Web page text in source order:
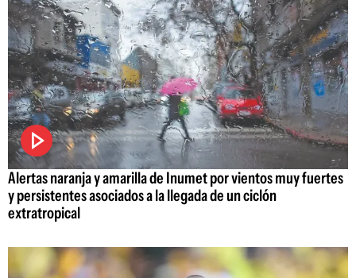
Alertas naranja y amarilla de Inumet por vientos muy fuertes
y persistentes asociados a la llegada de un ciclón
extratropical